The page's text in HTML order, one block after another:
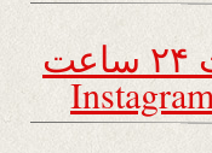
سایت ۲۴ ساعت